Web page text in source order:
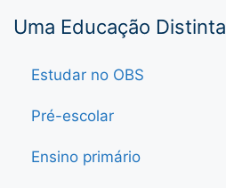
Uma Educação Distinta
Estudar no OBS
Pré-escolar
Ensino primário